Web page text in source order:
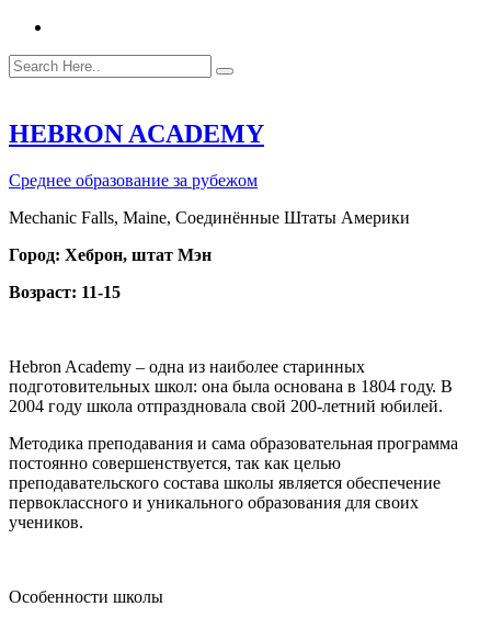
HEBRON ACADEMY
Среднее образование за рубежом
Mechanic Falls, Maine, Соединённые Штаты Америки
Город: Хеброн, штат Мэн
Возраст: 11-15
Hebron Academy – одна из наиболее старинных
подготовительных школ: она была основана в 1804 году. В
2004 году школа отпраздновала свой 200-летний юбилей.
Методика преподавания и сама образовательная программа
постоянно совершенствуется, так как целью
преподавательского состава школы является обеспечение
первоклассного и уникального образования для своих
учеников.
Особенности школы